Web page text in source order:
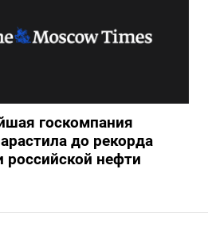
госкомпания
до рекорда
российской нефти